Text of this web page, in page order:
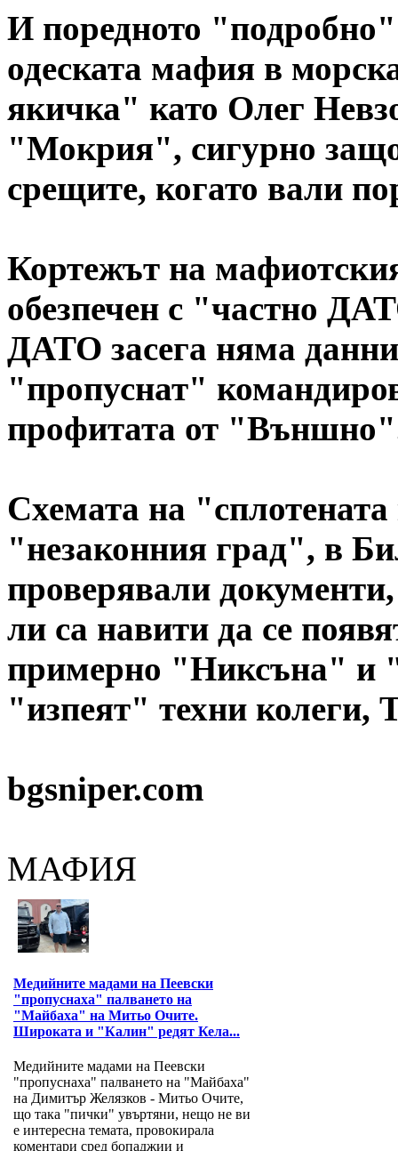
И поредното
одеската мафия в
якичка" като Олег
"Мокрия", сигурно
срещите, когато вали
Кортежът на
обезпечен с "частно
ДАТО засега няма
"пропуснат"
профитата от
Схемата на
"незаконния град", в
проверявали
ли са навити да се
примерно "Никсъна" и
"изпеят" техни колеги,
bgsniper.com
МАФИЯ
Медийните мадами на Пеевски
"пропуснаха" палването на
"Майбаха" на Митьо Очите.
Широката и "Калин" редят Кела...
Медийните мадами на Пеевски
"пропуснаха" палването на "Майбаха"
на Димитър Желязков - Митьо Очите,
що така "пички" увъртяни, нещо не ви
е интересна темата, провокирала
коментари сред бопаджии и